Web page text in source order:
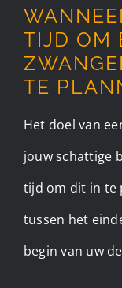
TIJD OM
TE
Het doel van
jouw schattige
tijd om dit in te
tussen het
begin van uw